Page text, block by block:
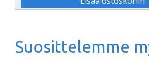
Suosittelemme